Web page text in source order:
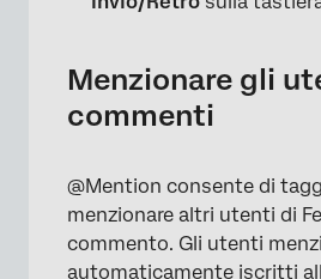
Menzionare gli
commenti
@Mention consente di
menzionare altri utenti di
commento. Gli utenti
automaticamente iscritti